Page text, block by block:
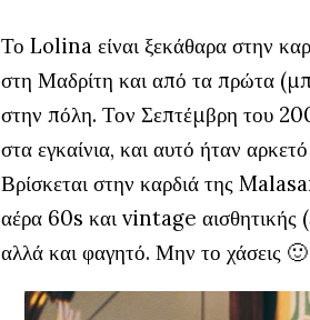
Το Lolina είναι ξεκάθαρα στην
στη Μαδρίτη και από τα πρώτα
στην πόλη. Τον Σεπτέμβρη του
στα εγκαίνια, και αυτό ήταν
Βρίσκεται στην καρδιά της
αέρα 60s και vintage
αλλά και φαγητό. Μην το χάσεις 🙂